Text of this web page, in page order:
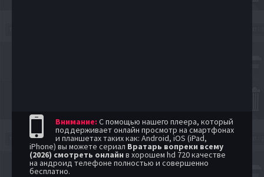
Внимание: С помощью нашего плеера, который
поддерживает онлайн просмотр на смартфонах
и планшетах таких как: Android, iOS (iPad,
iPhone) вы можете сериал Вратарь вопреки всему
(2026) смотреть онлайн в хорошем hd 720 качестве
на андроид телефоне полностью и совершенно
бесплатно.